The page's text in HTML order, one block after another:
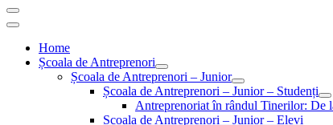
Home
Școala de Antreprenori
Școala de Antreprenori – Junior
Școala de Antreprenori – Junior – Studenți
Antreprenoriat în rândul Tinerilor: De
Școala de Antreprenori – Junior – Elevi